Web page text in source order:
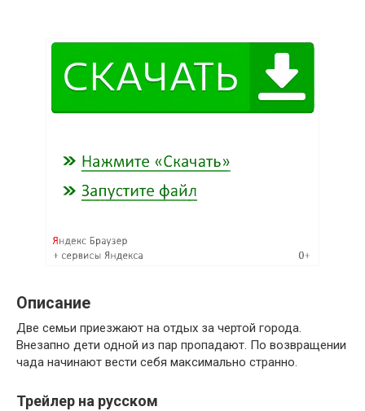
Описание
Две семьи приезжают на отдых за чертой города.
Внезапно дети одной из пар пропадают. По возвращении
чада начинают вести себя максимально странно.
Трейлер на русском